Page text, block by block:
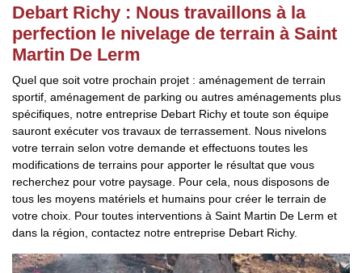
Debart Richy : Nous travaillons à la
perfection le nivelage de terrain à Saint
Martin De Lerm
Quel que soit votre prochain projet : aménagement de terrain
sportif, aménagement de parking ou autres aménagements plus
spécifiques, notre entreprise Debart Richy et toute son équipe
sauront exécuter vos travaux de terrassement. Nous nivelons
votre terrain selon votre demande et effectuons toutes les
modifications de terrains pour apporter le résultat que vous
recherchez pour votre paysage. Pour cela, nous disposons de
tous les moyens matériels et humains pour créer le terrain de
votre choix. Pour toutes interventions à Saint Martin De Lerm et
dans la région, contactez notre entreprise Debart Richy.